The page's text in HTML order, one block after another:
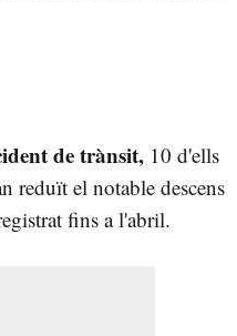
de trànsit, 10 d'ells
reduït el notable descens
fins a l'abril.